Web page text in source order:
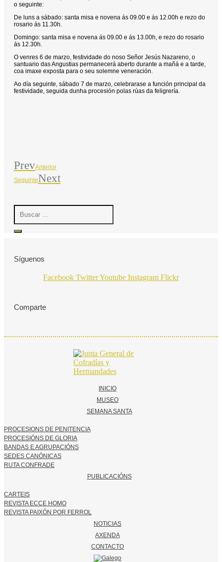
o seguinte:
De luns a sábado: santa misa e novena ás 09.00 e ás 12.00h e rezo do
rosario ás 11.30h.
Domingo: santa misa e novena ás 09.00 e ás 13.00h, e rezo do rosario
ás 12.30h.
O venres 6 de marzo, festividade do noso Señor Jesús Nazareno, o
santuario das Angustias permanecerá aberto durante a mañá e a tarde,
coa imaxe exposta para o seu solemne veneración.
Ao día seguinte, sábado 7 de marzo, celebrarase a función principal da
festividade, seguida dunha procesión polas rúas da feligrería.
PrevAnterior
SeguinteNext
Search
Síguenos
Facebook TwitterYoutube Instagram Flickr
Comparte
INICIO
MUSEO
SEMANA SANTA
PROCESIONS DE PENITENCIA
PROCESIÓNS DE GLORIA
BANDAS E AGRUPACIÓNS
SEDES CANÓNICAS
RUTA CONFRADE
PUBLICACIÓNS
CARTEIS
REVISTA ECCE HOMO
REVISTA PAIXÓN POR FERROL
NOTICIAS
AXENDA
CONTACTO